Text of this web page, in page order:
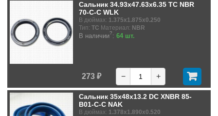
Сальник 34.93x47.63x6.35 TC NBR
70-C-C WLK
В дюймах: 1.375x1.875x0.250
Тип: TC Материал: NBR
В наличии?: 64 шт.
273 ₽ − +
Сальник 35x48x13.2 DC XNBR 85-
B01-C-C NAK
В дюймах: 1.378x1.890x0.520